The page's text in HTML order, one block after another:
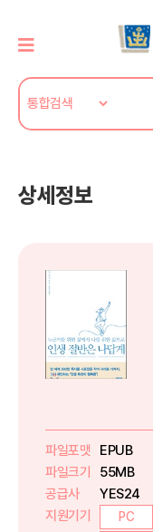
상세정보
파일포맷
EPUB
파일크기
55MB
공급사
YES24
지원기기
PC